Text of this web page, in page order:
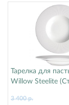
Тарелка для
Willow Steelite
3 400р.